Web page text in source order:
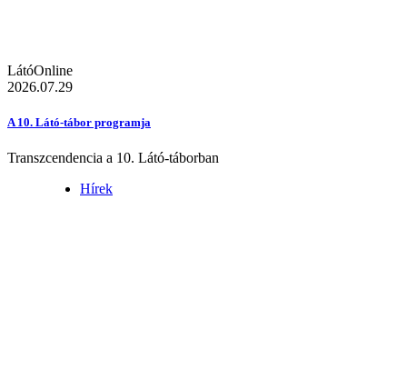
LátóOnline
2026.07.29
A 10. Látó-tábor programja
Transzcendencia a 10. Látó-táborban
Hírek